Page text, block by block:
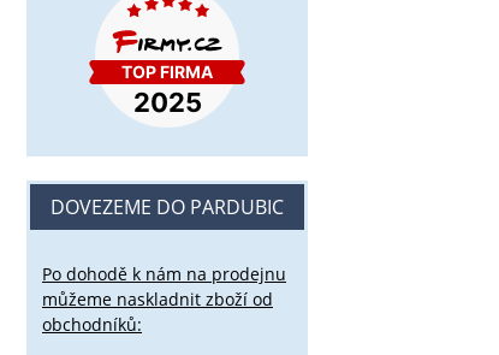
DOVEZEME DO PARDUBIC
Po dohodě k nám na prodejnu
můžeme naskladnit zboží od
obchodníků: